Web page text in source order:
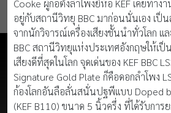
Cooke ผู้ก่อตั้งลำโพงยี่ห้อ KEF เคยทำง
อยู่กับสถานีวิทยุ BBC มาก่อนนั่นเอง เป็น
จากนักวิจารณ์เครื่องเสียงชั้นนำทั่วโลก แ
BBC สถานีวิทยุแห่งประเทศอังกฤษให้เ
เสียงดีที่สุดในโลก จุดเด่นของ KEF BBC
Signature Gold Plate ก็คือดอกลำโพง
ก้องโลกอันลือลั่นสนั่นปฐพีแบบ Doped
(KEF B110) ขนาด 5 นิ้วครึ่ง ที่ได้รับการ